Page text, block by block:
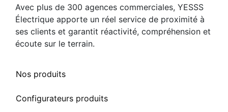
Avec plus de 300 agences commerciales, YESSS
Électrique apporte un réel service de proximité à
ses clients et garantit réactivité, compréhension et
écoute sur le terrain.
Nos produits
Configurateurs produits